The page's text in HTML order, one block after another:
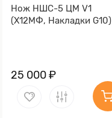
Нож НШС-5 ЦМ V1
(Х12МФ, Накладки G10)
25 000 ₽